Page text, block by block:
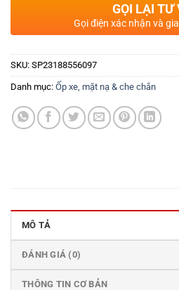
GỌI LẠI TƯ
Gọi điện xác nhận và
SKU: SP23188556097
Danh mục: Ốp xe, mặt nạ & che chắn
MÔ TẢ
ĐÁNH GIÁ (0)
THÔNG TIN CƠ BẢN